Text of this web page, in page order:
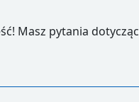
Masz pytania